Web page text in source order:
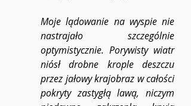
Moje lądowanie na wyspie nie
nastrajało szczególnie
optymistycznie. Porywisty wiatr
niósł drobne krople deszczu
przez jałowy krajobraz w całości
pokryty zastygłą lawą, niczym